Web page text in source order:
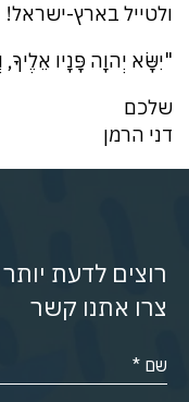
ולטייל בארץ-ישראל!
"יִשָּׂא יְהוָה פָּנָיו אֵלֶיךָ,
שלכם
דני הרמן
רוצים לדעת
צרו אתנו קשר